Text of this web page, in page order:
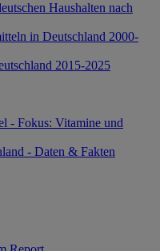
Haushalten nach
in Deutschland 2000-
2015-2025
- Fokus: Vitamine und
- Daten & Fakten